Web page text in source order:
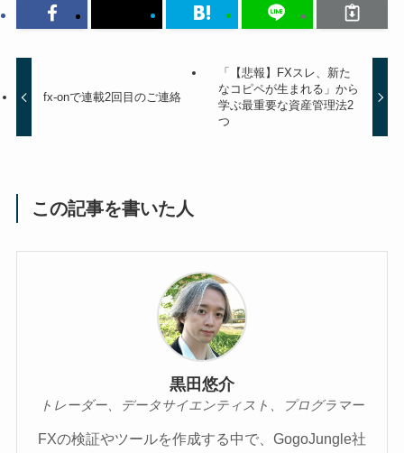
fx-onで連載2回目のご連絡
「【悲報】FXスレ、新た
なコピペが生まれる」から
学ぶ最重要な資産管理法2
つ
この記事を書いた人
黒田悠介
トレーダー、データサイエンティスト、プログラマー
FXの検証やツールを作成する中で、GogoJungle社